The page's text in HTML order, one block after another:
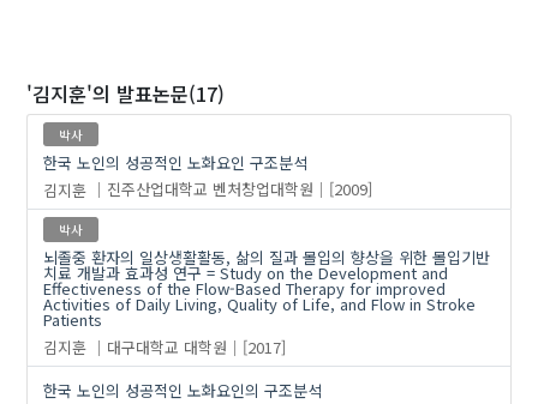
'김지훈'의 발표논문(17)
박사
한국 노인의 성공적인 노화요인 구조분석
김지훈
진주산업대학교 벤처창업대학원 [2009]
박사
뇌졸중 환자의 일상생활활동, 삶의 질과 몰입의 향상을 위한 몰입기반
치료 개발과 효과성 연구 = Study on the Development and
Effectiveness of the Flow-Based Therapy for improved
Activities of Daily Living, Quality of Life, and Flow in Stroke
Patients
김지훈
대구대학교 대학원
[2017]
한국 노인의 성공적인 노화요인의 구조분석